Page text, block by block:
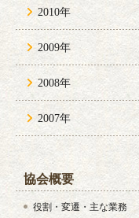
2010年
2009年
2008年
2007年
協会概要
役割・変遷・主な業務